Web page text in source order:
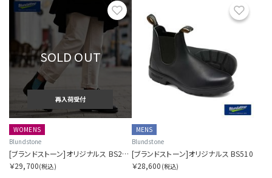
お気に入り
SOLD OUT
再入荷受付
WOMENS
Blundstone
[ブランドストーン]オリジナルス BS2207
￥29,700(税込)
MENS
Blundstone
[ブランドストーン]オリジナルス BS510
￥28,600 (税込)